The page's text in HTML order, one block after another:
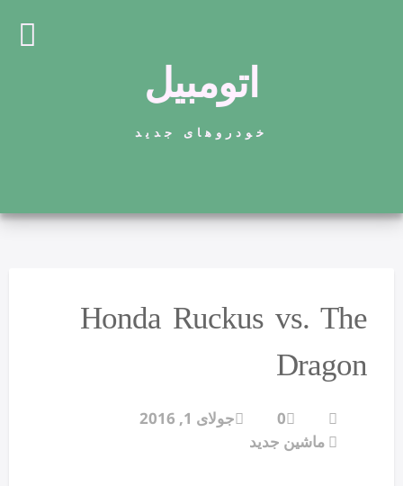
اتومبیل
خودروهای جدید
Honda Ruckus vs. The
Dragon
0
جولای 1, 2016
ماشین جدید